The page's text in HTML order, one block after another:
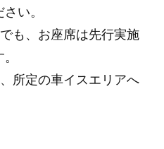
い。
も、お座席は先行実施
所定の車イスエリアへ